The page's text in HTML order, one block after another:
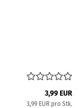
3,99 EUR
3,99 EUR pro Stk.